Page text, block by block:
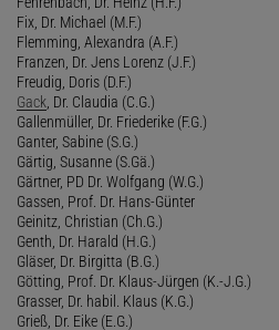
Fix, Dr. Michael (M.F.)
Flemming, Alexandra (A.F.)
Franzen, Dr. Jens Lorenz (J.F.)
Freudig, Doris (D.F.)
Gack , Dr. Claudia (C.G.)
Gallenmüller, Dr. Friederike (F.G.)
Ganter, Sabine (S.G.)
Gärtig, Susanne (S.Gä.)
Gärtner, PD Dr. Wolfgang (W.G.)
Gassen, Prof. Dr. Hans-Günter
Geinitz, Christian (Ch.G.)
Genth, Dr. Harald (H.G.)
Gläser, Dr. Birgitta (B.G.)
Götting, Prof. Dr. Klaus-Jürgen (K.-J.G.)
Grasser, Dr. habil. Klaus (K.G.)
Grieß, Dr. Eike (E.G.)